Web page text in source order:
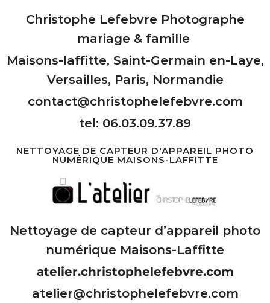
Christophe Lefebvre Photographe
mariage & famille
Maisons-laffitte, Saint-Germain en-Laye,
Versailles, Paris, Normandie
contact@christophelefebvre.com
tel: 06.03.09.37.89
NETTOYAGE DE CAPTEUR D'APPAREIL PHOTO
NUMÉRIQUE MAISONS-LAFFITTE
Nettoyage de capteur d’appareil photo
numérique Maisons-Laffitte
atelier.christophelefebvre.com
atelier@christophelefebvre.com